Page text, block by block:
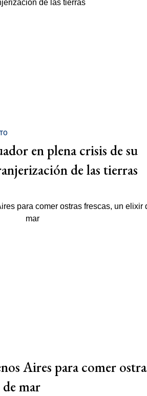
en plena crisis de su
de las tierras
Aires para comer
mar